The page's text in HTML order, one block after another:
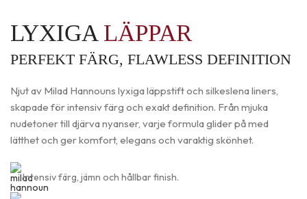
LYXIGA LÄPPAR
PERFEKT FÄRG, FLAWLESS DEFINITION
Njut av Milad Hannouns lyxiga läppstift och silkeslena liners,
skapade för intensiv färg och exakt definition. Från mjuka
nudetoner till djärva nyanser, varje formula glider på med
lätthet och ger komfort, elegans och varaktig skönhet.
Intensiv färg, jämn och hållbar finish.